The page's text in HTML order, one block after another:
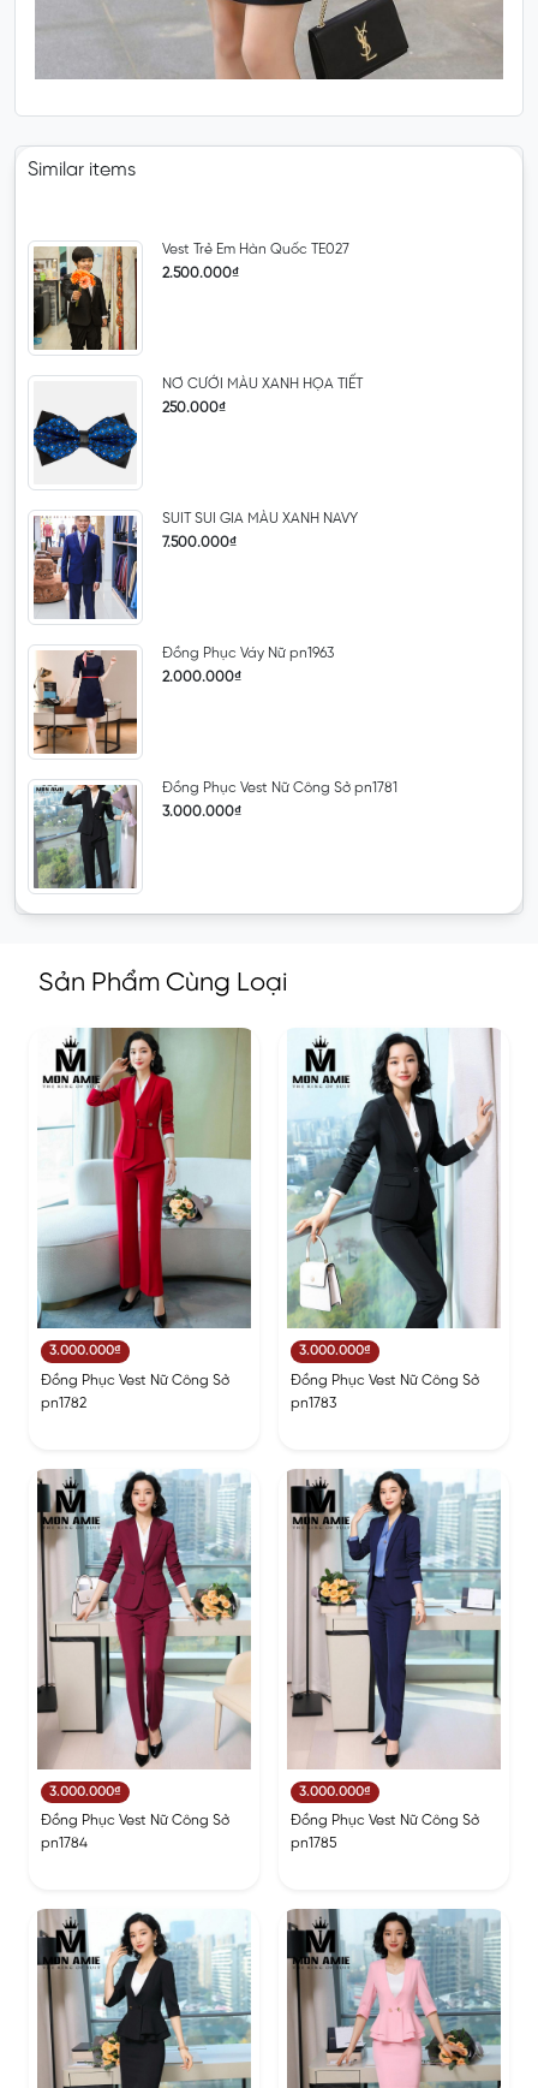
Similar items
Vest Trẻ Em Hàn Quốc TE027
2.500.000₫
NƠ CƯỚI MÀU XANH HỌA TIẾT
250.000₫
SUIT SUI GIA MÀU XANH NAVY
7.500.000₫
Đồng Phục Váy Nữ pn1963
2.000.000₫
Đồng Phục Vest Nữ Công Sở pn1781
3.000.000₫
Sản Phẩm Cùng Loại
3.000.000₫
Đồng Phục Vest Nữ Công Sở
pn1782
3.000.000₫
Đồng Phục Vest Nữ Công Sở
pn1783
3.000.000₫
Đồng Phục Vest Nữ Công Sở
pn1784
3.000.000₫
Đồng Phục Vest Nữ Công Sở
pn1785